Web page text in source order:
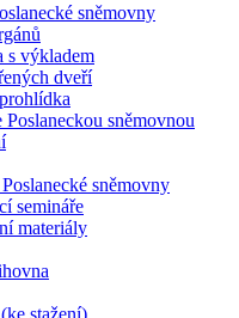
sněmovny
s výkladem
dveří
Poslaneckou sněmovnou
sněmovny
semináře
materiály
stažení)